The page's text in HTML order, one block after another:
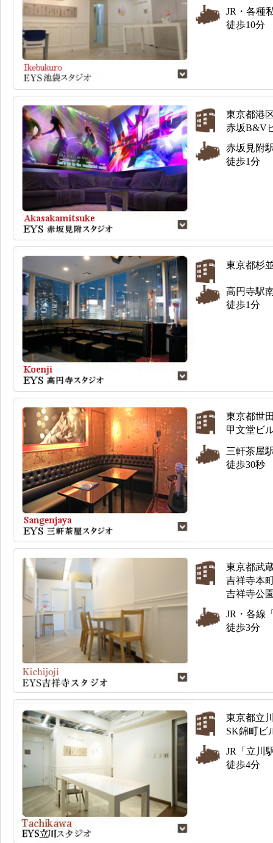
JR・各種
徒歩10分
東京都港
赤坂B&V
赤坂見附
徒歩1分
東京都杉
高円寺駅
徒歩1分
東京都世
甲文堂ビ
三軒茶屋
徒歩30秒
東京都武
吉祥寺本
吉祥寺公
JR・各線
徒歩3分
東京都立
SK錦町ビ
JR「立川
徒歩4分